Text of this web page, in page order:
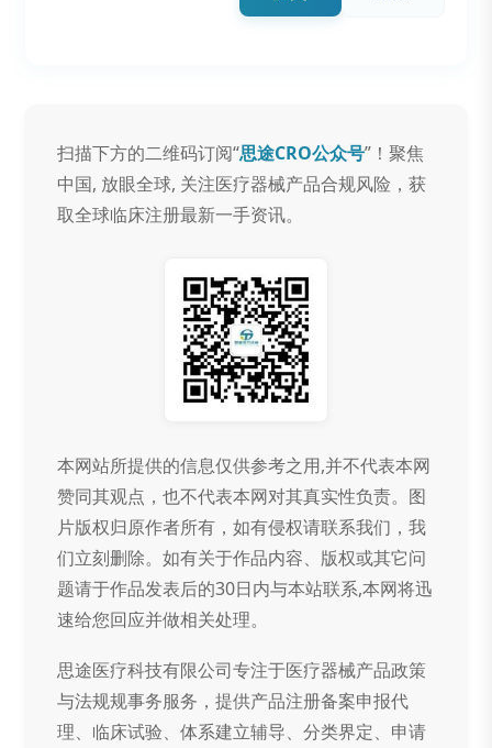
扫描下方的二维码订阅“思途CRO公众号”！聚焦
中国, 放眼全球, 关注医疗器械产品合规风险，获
取全球临床注册最新一手资讯。
本网站所提供的信息仅供参考之用,并不代表本网
赞同其观点，也不代表本网对其真实性负责。图
片版权归原作者所有，如有侵权请联系我们，我
们立刻删除。如有关于作品内容、版权或其它问
题请于作品发表后的30日内与本站联系,本网将迅
速给您回应并做相关处理。
思途医疗科技有限公司专注于医疗器械产品政策
与法规规事务服务，提供产品注册备案申报代
理、临床试验、体系建立辅导、分类界定、申请